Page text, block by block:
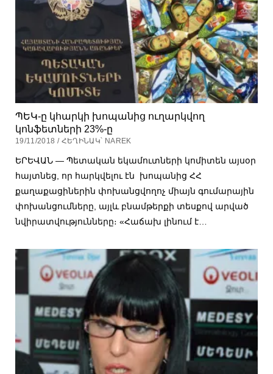
ՊԵԿ-ը կհարկի խոպանից ուղարկվող
կոնֆետների 23%-ը
19/11/2018 / ՀԵՂԻՆԱԿ՝ NAREK
ԵՐԵՎԱՆ — Պետական եկամուտների կոմիտեն այսօր
հայտնեց, որ հարկվելու էն խոպանից ՀՀ
քաղաքացիներին փոխանցվողոչ միայն գումարային
փոխանցումները, այլև բնամթերքի տեսքով արված
նվիրատվությունները։ «Հաճախ լինում է…